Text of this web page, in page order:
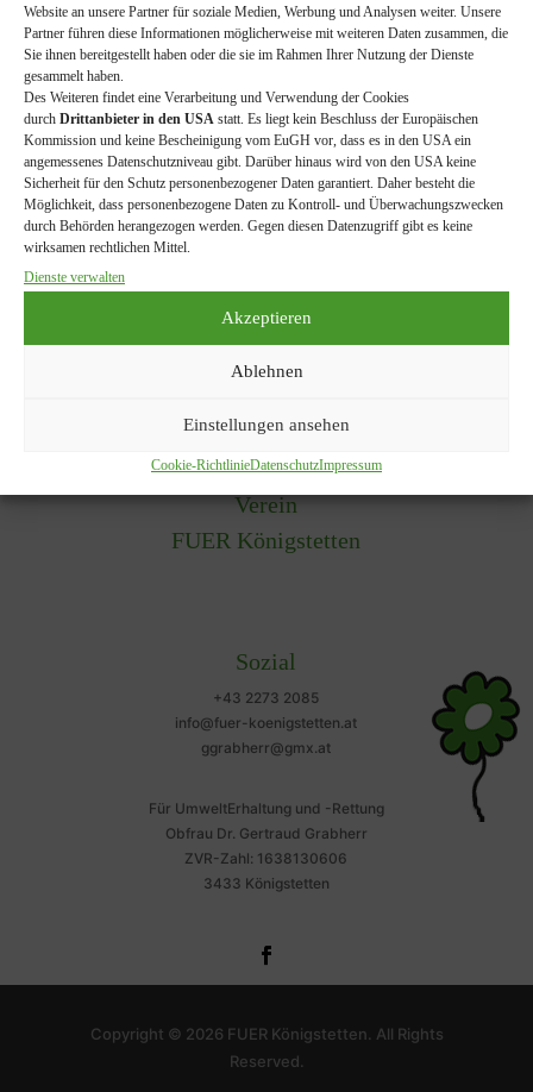
Website an unsere Partner für soziale Medien, Werbung und Analysen weiter. Unsere
Partner führen diese Informationen möglicherweise mit weiteren Daten zusammen, die
Sie ihnen bereitgestellt haben oder die sie im Rahmen Ihrer Nutzung der Dienste
gesammelt haben.
Des Weiteren findet eine Verarbeitung und Verwendung der Cookies
durch Drittanbieter in den USA statt. Es liegt kein Beschluss der Europäischen
Kommission und keine Bescheinigung vom EuGH vor, dass es in den USA ein
angemessenes Datenschutzniveau gibt. Darüber hinaus wird von den USA keine
Sicherheit für den Schutz personenbezogener Daten garantiert. Daher besteht die
Möglichkeit, dass personenbezogene Daten zu Kontroll- und Überwachungszwecken
durch Behörden herangezogen werden. Gegen diesen Datenzugriff gibt es keine
wirksamen rechtlichen Mittel.
Dienste verwalten
Akzeptieren
Ablehnen
Einstellungen ansehen
Cookie-RichtlinieDatenschutzImpressum
FUER News beziehen
Erhalte regelmäßig Infos zu unseren Aktivitäten, Terminen
und Wissenswertem rund um Natur & Umwelt in und um
Königstetten.
Ich akzeptiere die Datenschutzerklärung
Kontakt
Verein
FUER Königstetten
Sozial
+43 2273 2085
info@fuer-koenigstetten.at
ggrabherr@gmx.at
Für UmweltErhaltung und -Rettung
Obfrau Dr. Gertraud Grabherr
ZVR-Zahl: 1638130606
3433 Königstetten
Copyright © 2026 FUER Königstetten. All Rights
Reserved.